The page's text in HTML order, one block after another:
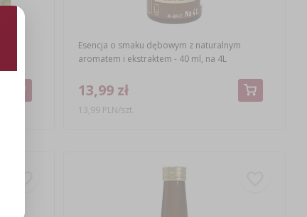
Esencja o smaku dębowym z naturalnym
aromatem i ekstraktem - 40 ml, na 4L
13,99 zł
13,99 PLN/szt.